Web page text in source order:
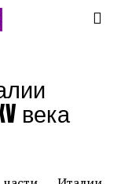
века